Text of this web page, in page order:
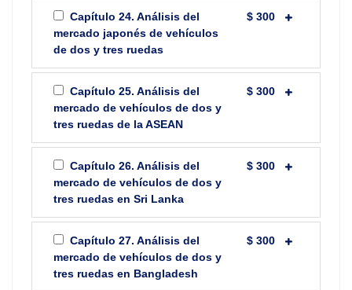
Capítulo 24. Análisis del
mercado japonés de vehículos
de dos y tres ruedas
$ 300
Capítulo 25. Análisis del
mercado de vehículos de dos y
tres ruedas de la ASEAN
$ 300
Capítulo 26. Análisis del
mercado de vehículos de dos y
tres ruedas en Sri Lanka
$ 300
Capítulo 27. Análisis del
mercado de vehículos de dos y
tres ruedas en Bangladesh
$ 300